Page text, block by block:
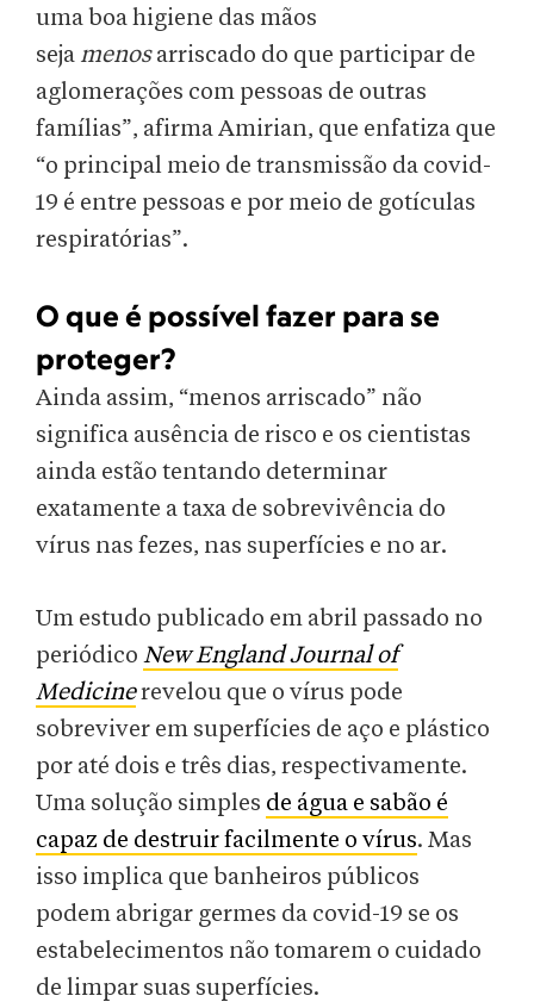
uma boa higiene das mãos
seja menosarriscado do que participar de
aglomerações com pessoas de outras
famílias”, afirma Amirian, que enfatiza que
“o principal meio de transmissão da covid-
19 é entre pessoas e por meio de gotículas
respiratórias”.
O que é possível fazer para se
proteger?
Ainda assim, “menos arriscado” não
significa ausência de risco e os cientistas
ainda estão tentando determinar
exatamente a taxa de sobrevivência do
vírus nas fezes, nas superfícies e no ar.
Um estudo publicado em abril passado no
periódico New England Journal of
Medicinerevelou que o vírus pode
sobreviver em superfícies de aço e plástico
por até dois e três dias, respectivamente.
Uma solução simples de água e sabão é
capaz de destruir facilmente o vírus. Mas
isso implica que banheiros públicos
podem abrigar germes da covid-19 se os
estabelecimentos não tomarem o cuidado
de limpar suas superfícies.